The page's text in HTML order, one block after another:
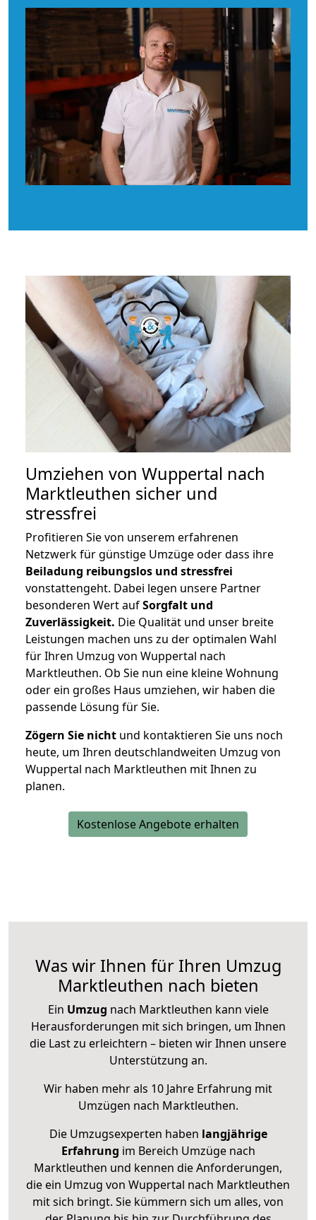
Umziehen von Wuppertal nach
Marktleuthen sicher und
stressfrei
Profitieren Sie von unserem erfahrenen
Netzwerk für günstige Umzüge oder dass ihre
Beiladung reibungslos und stressfrei
vonstattengeht. Dabei legen unsere Partner
besonderen Wert aufSorgfalt und
Zuverlässigkeit. Die Qualität und unser breite
Leistungen machen uns zu der optimalen Wahl
für Ihren Umzug von Wuppertal nach
Marktleuthen. Ob Sie nun eine kleine Wohnung
oder ein großes Haus umziehen, wir haben die
passende Lösung für Sie.
Zögern Sie nicht und kontaktieren Sie uns noch
heute, um Ihren deutschlandweiten Umzug von
Wuppertal nach Marktleuthen mit Ihnen zu
planen.
Kostenlose Angebote erhalten
Was wir Ihnen für Ihren Umzug
Marktleuthen nach bieten
Ein Umzug nach Marktleuthen kann viele
Herausforderungen mit sich bringen, um Ihnen
die Last zu erleichtern – bieten wir Ihnen unsere
Unterstützung an.
Wir haben mehr als 10 Jahre Erfahrung mit
Umzügen nach Marktleuthen.
Die Umzugsexperten haben langjährige
Erfahrung im Bereich Umzüge nach
Marktleuthen und kennen die Anforderungen,
die ein Umzug von Wuppertal nach Marktleuthen
mit sich bringt. Sie kümmern sich um alles, von